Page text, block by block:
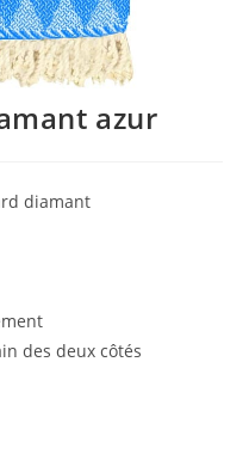
azur
diamant
des deux côtés